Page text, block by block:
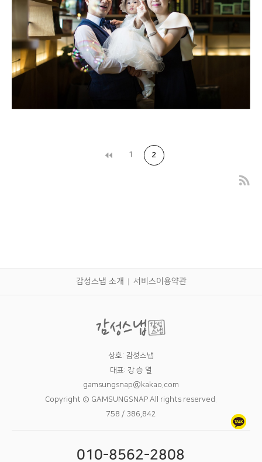
1 2
감성스냅 소개 서비스이용약관
상호: 감성스냅
대표: 강 승 열
gamsungsnap@kakao.com
Copyright © GAMSUNGSNAP All rights reserved.
758 / 386,842
010-8562-2808